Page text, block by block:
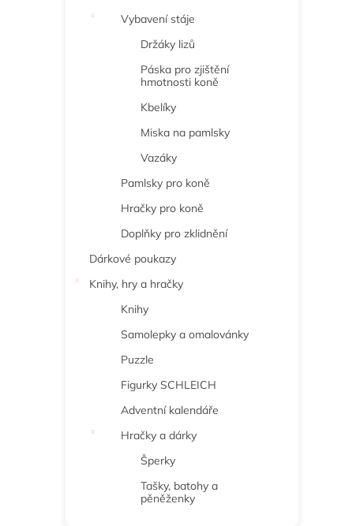
Vybavení stáje
Držáky lizů
Páska pro zjištění
hmotnosti koně
Kbelíky
Miska na pamlsky
Vazáky
Pamlsky pro koně
Hračky pro koně
Doplňky pro zklidnění
Dárkové poukazy
Knihy, hry a hračky
Knihy
Samolepky a omalovánky
Puzzle
Figurky SCHLEICH
Adventní kalendáře
Hračky a dárky
Šperky
Tašky, batohy a
pěněženky